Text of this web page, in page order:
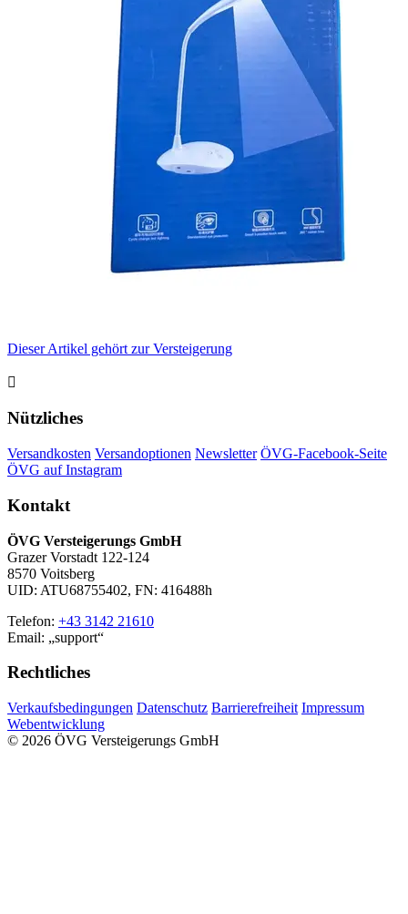
Dieser Artikel gehört zur Versteigerung

Nützliches
Versandkosten Versandoptionen Newsletter ÖVG-Facebook-Seite
ÖVG auf Instagram
Kontakt
ÖVG Versteigerungs GmbH
Grazer Vorstadt 122-124
8570 Voitsberg
UID: ATU68755402, FN: 416488h
Telefon: +43 3142 21610
Email:
support
Rechtliches
Verkaufsbedingungen Datenschutz Barrierefreiheit Impressum
Webentwicklung
© 2026 ÖVG Versteigerungs GmbH